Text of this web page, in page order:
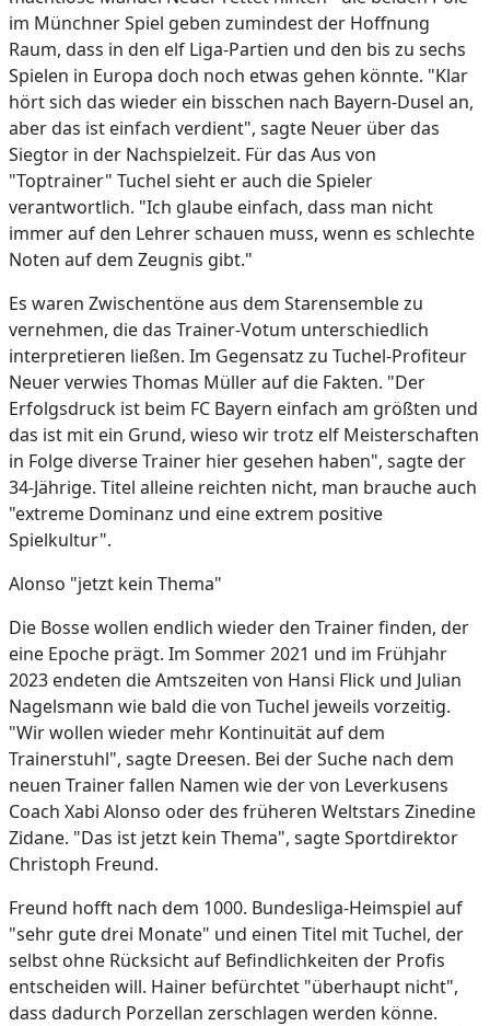
im Münchner Spiel geben zumindest der Hoffnung
Raum, dass in den elf Liga-Partien und den bis zu sechs
Spielen in Europa doch noch etwas gehen könnte. "Klar
hört sich das wieder ein bisschen nach Bayern-Dusel an,
aber das ist einfach verdient", sagte Neuer über das
Siegtor in der Nachspielzeit. Für das Aus von
"Toptrainer" Tuchel sieht er auch die Spieler
verantwortlich. "Ich glaube einfach, dass man nicht
immer auf den Lehrer schauen muss, wenn es schlechte
Noten auf dem Zeugnis gibt."
Es waren Zwischentöne aus dem Starensemble zu
vernehmen, die das Trainer-Votum unterschiedlich
interpretieren ließen. Im Gegensatz zu Tuchel-Profiteur
Neuer verwies Thomas Müller auf die Fakten. "Der
Erfolgsdruck ist beim FC Bayern einfach am größten und
das ist mit ein Grund, wieso wir trotz elf Meisterschaften
in Folge diverse Trainer hier gesehen haben", sagte der
34-Jährige. Titel alleine reichten nicht, man brauche auch
"extreme Dominanz und eine extrem positive
Spielkultur".
Alonso "jetzt kein Thema"
Die Bosse wollen endlich wieder den Trainer finden, der
eine Epoche prägt. Im Sommer 2021 und im Frühjahr
2023 endeten die Amtszeiten von Hansi Flick und Julian
Nagelsmann wie bald die von Tuchel jeweils vorzeitig.
"Wir wollen wieder mehr Kontinuität auf dem
Trainerstuhl", sagte Dreesen. Bei der Suche nach dem
neuen Trainer fallen Namen wie der von Leverkusens
Coach Xabi Alonso oder des früheren Weltstars Zinedine
Zidane. "Das ist jetzt kein Thema", sagte Sportdirektor
Christoph Freund.
Freund hofft nach dem 1000. Bundesliga-Heimspiel auf
"sehr gute drei Monate" und einen Titel mit Tuchel, der
selbst ohne Rücksicht auf Befindlichkeiten der Profis
entscheiden will. Hainer befürchtet "überhaupt nicht",
dass dadurch Porzellan zerschlagen werden könne.